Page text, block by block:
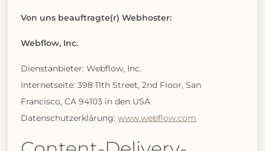
Von uns beauftragte(r) Webhoster:
Webflow, Inc.
Dienstanbieter: Webflow, Inc.
Internetseite: 398 11th Street, 2nd Floor, San
Francisco, CA 94103 in den USA
Datenschutzerklärung:www.webflow.com